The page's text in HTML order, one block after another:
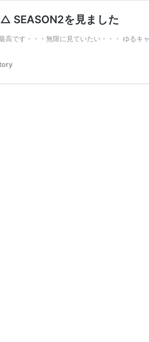
SEASON2を見ました
高です・・・無限に見ていたい・・・ ゆる